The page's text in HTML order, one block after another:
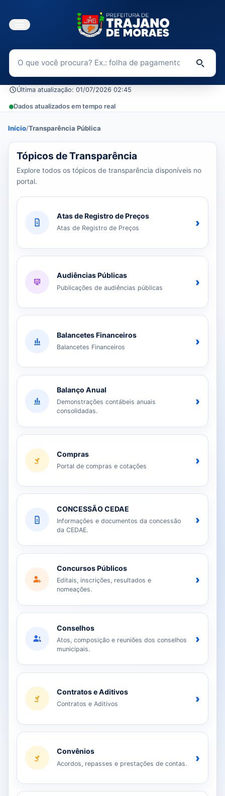
Buscar no Portal da Transparência
Última atualização: 01/07/2026 02:45
Dados atualizados em tempo real
Início/Transparência Pública
39 tópicos carregados do banco de dados.
Tópicos de Transparência
Explore todos os tópicos de transparência disponíveis no
portal.
Atas de Registro de Preços
Atas de Registro de Preços ›
Audiências Públicas
Publicações de audiências públicas ›
Balancetes Financeiros
Balancetes Financeiros ›
Balanço Anual
Demonstrações contábeis anuais
consolidadas.
›
Compras
Portal de compras e cotações ›
CONCESSÃO CEDAE
Informações e documentos da concessão
da CEDAE.
›
Concursos Públicos
Editais, inscrições, resultados e
nomeações.
›
Conselhos
Atos, composição e reuniões dos conselhos
municipais.
›
Contratos e Aditivos
Contratos e Aditivos ›
Convênios
Acordos, repasses e prestações de contas. ›